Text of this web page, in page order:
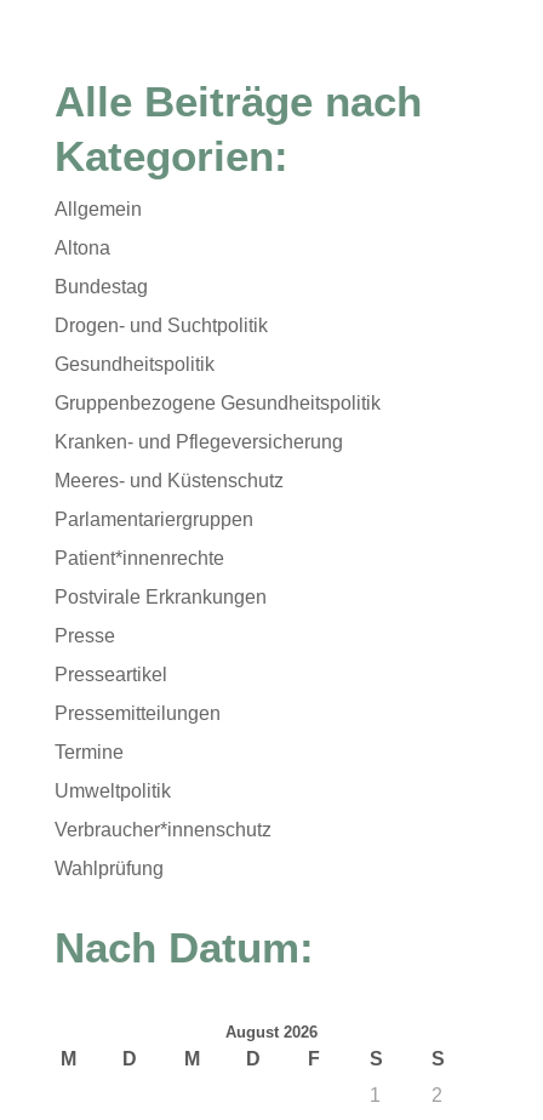
Alle Beiträge nach
Kategorien:
Allgemein
Altona
Bundestag
Drogen- und Suchtpolitik
Gesundheitspolitik
Gruppenbezogene Gesundheitspolitik
Kranken- und Pflegeversicherung
Meeres- und Küstenschutz
Parlamentariergruppen
Patient*innenrechte
Postvirale Erkrankungen
Presse
Presseartikel
Pressemitteilungen
Termine
Umweltpolitik
Verbraucher*innenschutz
Wahlprüfung
Nach Datum:
August 2026
M D M D F S
S
1
2